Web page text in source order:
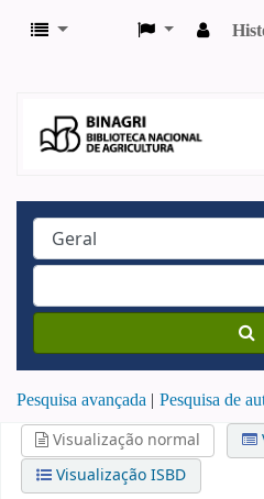
Pesquisa avançada Pesquisa de
Visualização normal
Visualização ISBD